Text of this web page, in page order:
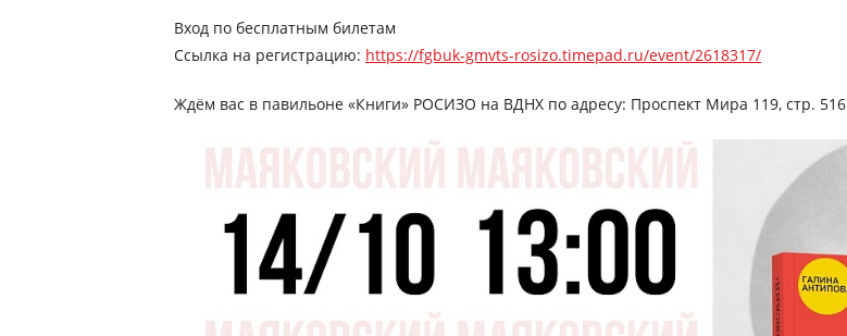
Вход по бесплатным билетам
Ссылка на регистрацию: https://fgbuk-gmvts-rosizo.timepad.ru/event/2618317/
Ждём вас в павильоне «Книги» РОСИЗО на ВДНХ по адресу: Проспект Мира 119, стр. 516